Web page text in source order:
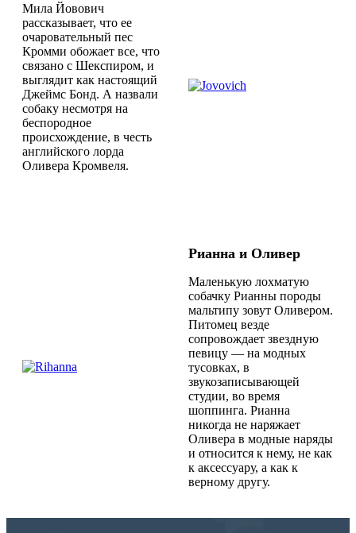
Мила Йовович
рассказывает, что ее
очаровательный пес
Кромми обожает все, что
связано с Шекспиром, и
выглядит как настоящий
Джеймс Бонд. А назвали
собаку несмотря на
беспородное
происхождение, в честь
английского лорда
Оливера Кромвеля.
Рианна и Оливер
Маленькую лохматую
собачку Рианны породы
мальтипу зовут Оливером.
Питомец везде
сопровождает звездную
певицу — на модных
тусовках, в
звукозаписывающей
студии, во время
шоппинга. Рианна
никогда не наряжает
Оливера в модные наряды
и относится к нему, не как
к аксессуару, а как к
верному другу.